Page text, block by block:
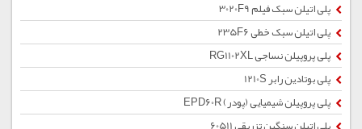
پلی اتیلن سبک فیلم 3020F9
پلی اتیلن سبک خطی 235F6
پلی پروپیلن نساجی RG1102XL
پلی بوتادین رابر 1210S
پلی پروپیلن شیمیایی (پودر) EPD60R